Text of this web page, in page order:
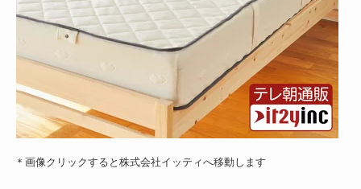
＊画像クリックすると株式会社イッティへ移動します